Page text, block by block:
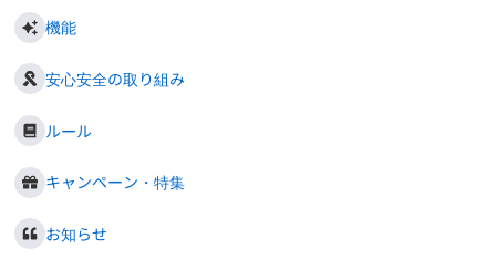
機能
安心安全の取り組み
ルール
キャンペーン・特集
お知らせ